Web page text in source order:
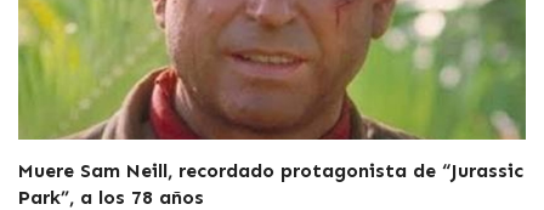
Muere Sam Neill, recordado protagonista de “Jurassic
Park”, a los 78 años